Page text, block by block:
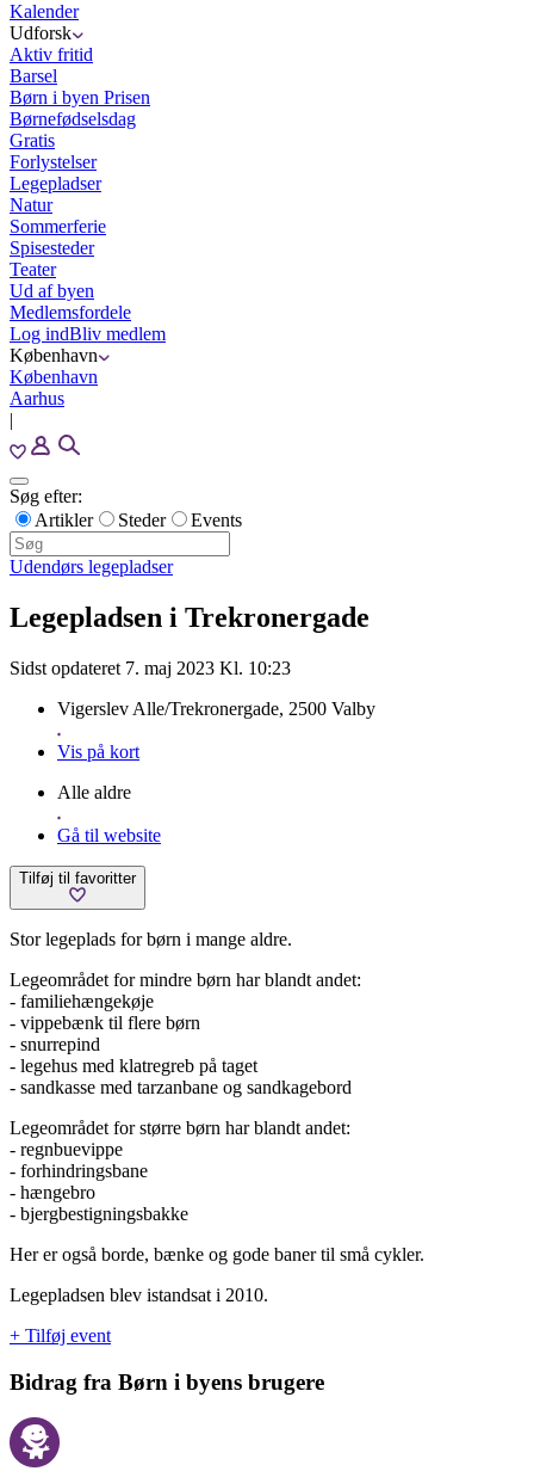
Kalender
Udforsk
Aktiv fritid
Barsel
Børn i byen Prisen
Børnefødselsdag
Gratis
Forlystelser
Legepladser
Natur
Sommerferie
Spisesteder
Teater
Ud af byen
Medlemsfordele
Log indBliv medlem
København
København
Aarhus
|
Søg efter:
Artikler
Steder Events
Udendørs legepladser
Legepladsen i Trekronergade
Sidst opdateret 7. maj 2023 Kl. 10:23
Vigerslev Alle/Trekronergade, 2500 Valby
Vis på kort
Alle aldre
Gå til website
Tilføj til favoritter
Stor legeplads for børn i mange aldre.
Legeområdet for mindre børn har blandt andet:
- familiehængekøje
- vippebænk til flere børn
- snurrepind
- legehus med klatregreb på taget
- sandkasse med tarzanbane og sandkagebord
Legeområdet for større børn har blandt andet:
- regnbuevippe
- forhindringsbane
- hængebro
- bjergbestigningsbakke
Her er også borde, bænke og gode baner til små cykler.
Legepladsen blev istandsat i 2010.
+ Tilføj event
Bidrag fra Børn i byens brugere